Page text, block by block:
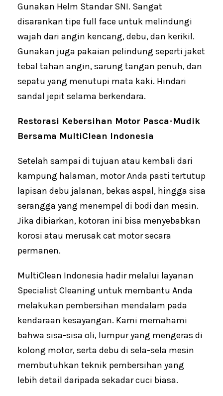
Gunakan Helm Standar SNI. Sangat
disarankan tipe full face untuk melindungi
wajah dari angin kencang, debu, dan kerikil.
Gunakan juga pakaian pelindung seperti jaket
tebal tahan angin, sarung tangan penuh, dan
sepatu yang menutupi mata kaki. Hindari
sandal jepit selama berkendara.
Restorasi Kebersihan Motor Pasca-Mudik
Bersama MultiClean Indonesia
Setelah sampai di tujuan atau kembali dari
kampung halaman, motor Anda pasti tertutup
lapisan debu jalanan, bekas aspal, hingga sisa
serangga yang menempel di bodi dan mesin.
Jika dibiarkan, kotoran ini bisa menyebabkan
korosi atau merusak cat motor secara
permanen.
MultiClean Indonesia hadir melalui layanan
Specialist Cleaning untuk membantu Anda
melakukan pembersihan mendalam pada
kendaraan kesayangan. Kami memahami
bahwa sisa-sisa oli, lumpur yang mengeras di
kolong motor, serta debu di sela-sela mesin
membutuhkan teknik pembersihan yang
lebih detail daripada sekadar cuci biasa.